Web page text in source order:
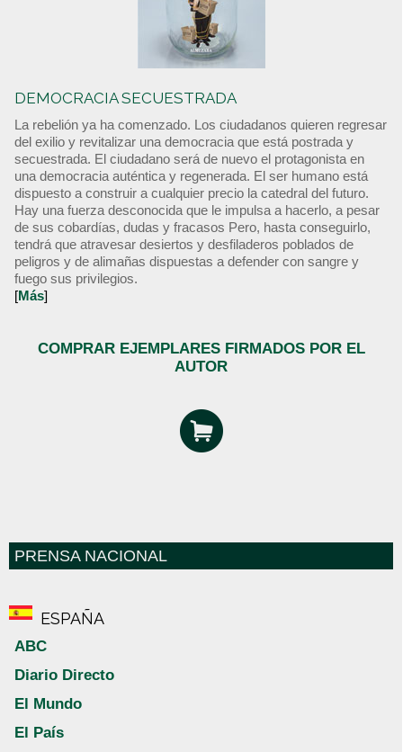
DEMOCRACIA SECUESTRADA
La rebelión ya ha comenzado. Los ciudadanos quieren regresar
del exilio y revitalizar una democracia que está postrada y
secuestrada. El ciudadano será de nuevo el protagonista en
una democracia auténtica y regenerada. El ser humano está
dispuesto a construir a cualquier precio la catedral del futuro.
Hay una fuerza desconocida que le impulsa a hacerlo, a pesar
de sus cobardías, dudas y fracasos Pero, hasta conseguirlo,
tendrá que atravesar desiertos y desfiladeros poblados de
peligros y de alimañas dispuestas a defender con sangre y
fuego sus privilegios.
[Más]
COMPRAR EJEMPLARES FIRMADOS POR EL
AUTOR
PRENSA NACIONAL
ESPAÑA
ABC
Diario Directo
El Mundo
El País